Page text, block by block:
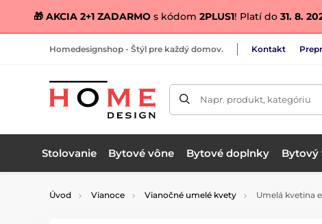
🎁 AKCIA 2+1 ZADARMO s kódom 2PLUS1! Platí do 31. 8.
Homedesignshop - Štýl pre každý domov. Kontakt
Napr. produkt, kategóriu
Stolovanie Bytové vône Bytové doplnky Bytový
Úvod Vianoce Vianočné umelé kvety Umelá kvetina